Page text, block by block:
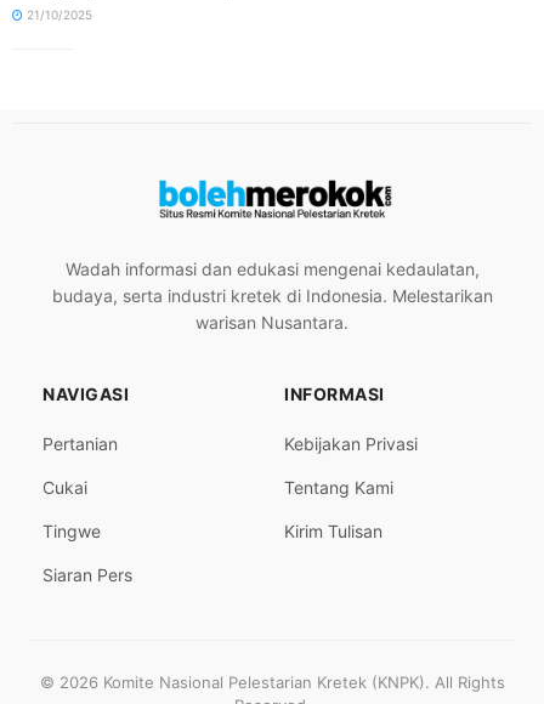
21/10/2025
Wadah informasi dan edukasi mengenai kedaulatan,
budaya, serta industri kretek di Indonesia. Melestarikan
warisan Nusantara.
NAVIGASI
Pertanian
Cukai
Tingwe
Siaran Pers
INFORMASI
Kebijakan Privasi
Tentang Kami
Kirim Tulisan
© 2026 Komite Nasional Pelestarian Kretek (KNPK). All Rights